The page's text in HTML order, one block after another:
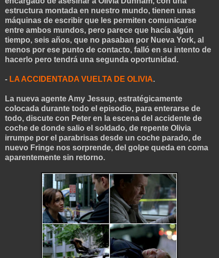
estructura montada en nuestro mundo, tienen unas
máquinas de escribir que les permiten comunicarse
entre ambos mundos, pero parece que hacía algún
tiempo, seis años, que no pasaban por Nueva York, al
menos por ese punto de contacto, falló en su intento de
hacerlo pero tendrá una segunda oportunidad.
- LA ACCIDENTADA VUELTA DE OLIVIA.
La nueva agente Amy Jessup, estratégicamente
colocada durante todo el episodio, para enterarse de
todo, discute con Peter en la escena del accidente de
coche de donde salio el soldado, de repente Olivia
irrumpe por el parabrisas desde un coche parado, de
nuevo Fringe nos sorprende, del golpe queda en coma
aparentemente sin retorno.